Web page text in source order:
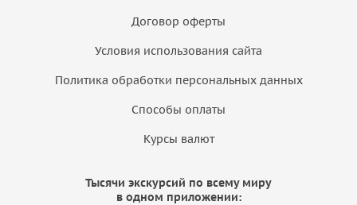
Договор оферты
Условия использования сайта
Политика обработки персональных данных
Способы оплаты
Курсы валют
Тысячи экскурсий по всему миру
в одном приложении: